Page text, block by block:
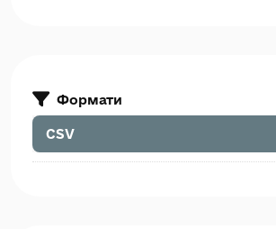
Формати
CSV